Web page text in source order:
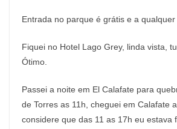
Entrada no parque é grátis e a
Fiquei no Hotel Lago Grey, linda vista,
Ótimo.
Passei a noite em El Calafate para
de Torres as 11h, cheguei em Calafate
considere que das 11 as 17h eu estava